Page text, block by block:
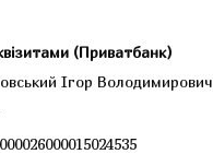
(Приватбанк)
Ігор Володимирович